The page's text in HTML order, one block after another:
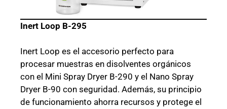
Inert Loop B-295
Inert Loop es el accesorio perfecto para
procesar muestras en disolventes orgánicos
con el Mini Spray Dryer B-290 y el Nano Spray
Dryer B-90 con seguridad. Además, su principio
de funcionamiento ahorra recursos y protege el